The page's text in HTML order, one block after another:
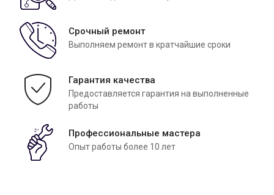
Срочный ремонт
Выполняем ремонт в кратчайшие сроки
Гарантия качества
Предоставляется гарантия на выполненные
работы
Профессиональные мастера
Опыт работы более 10 лет